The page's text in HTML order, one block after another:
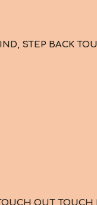
STEP BACK
OUT TOUCH